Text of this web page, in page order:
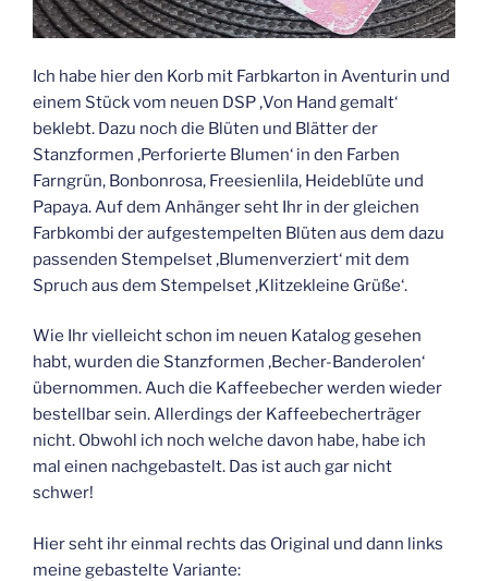
Ich habe hier den Korb mit Farbkarton in Aventurin und
einem Stück vom neuen DSP ‚Von Hand gemalt‘
beklebt. Dazu noch die Blüten und Blätter der
Stanzformen ‚Perforierte Blumen‘ in den Farben
Farngrün, Bonbonrosa, Freesienlila, Heideblüte und
Papaya. Auf dem Anhänger seht Ihr in der gleichen
Farbkombi der aufgestempelten Blüten aus dem dazu
passenden Stempelset ‚Blumenverziert‘ mit dem
Spruch aus dem Stempelset ‚Klitzekleine Grüße‘.
Wie Ihr vielleicht schon im neuen Katalog gesehen
habt, wurden die Stanzformen ‚Becher-Banderolen‘
übernommen. Auch die Kaffeebecher werden wieder
bestellbar sein. Allerdings der Kaffeebecherträger
nicht. Obwohl ich noch welche davon habe, habe ich
mal einen nachgebastelt. Das ist auch gar nicht
schwer!
Hier seht ihr einmal rechts das Original und dann links
meine gebastelte Variante: